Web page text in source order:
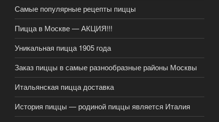
Самые популярные рецепты пиццы
Пицца в Москве — АКЦИЯ!!!
Уникальная пицца 1905 года
Заказ пиццы в самые разнообразные районы Москвы
Итальянская пицца доставка
История пиццы — родиной пиццы является Италия